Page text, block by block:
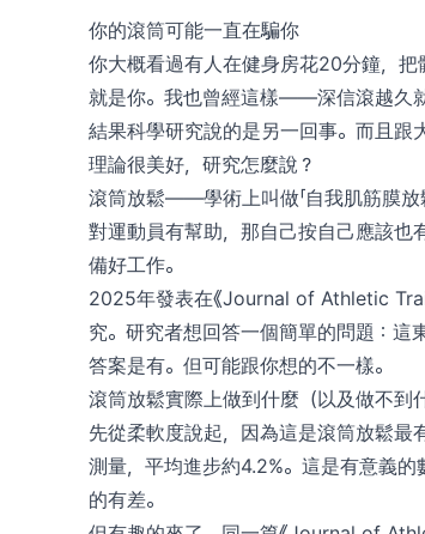
你的滾筒可能一直在騙你
你大概看過有人在健身房花20分鐘，
就是你。我也曾經這樣——深信滾越久
結果科學研究說的是另一回事。而且跟
理論很美好，研究怎麼說？
滾筒放鬆——學術上叫做「自我肌筋膜
對運動員有幫助，那自己按自己應該也
備好工作。
2025年發表在《Journal of Athletic
究。研究者想回答一個簡單的問題：這
答案是有。但可能跟你想的不一樣。
滾筒放鬆實際上做到什麼（以及做不到什
先從柔軟度說起，因為這是滾筒放鬆
測量，平均進步約4.2%。這是有意義
的有差。